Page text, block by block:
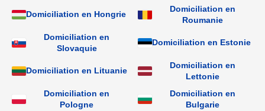
Domiciliation en Hongrie
Domiciliation en
Roumanie
Domiciliation en
Slovaquie
Domiciliation en Estonie
Domiciliation en Lituanie
Domiciliation en
Lettonie
Domiciliation en
Pologne
Domiciliation en
Bulgarie